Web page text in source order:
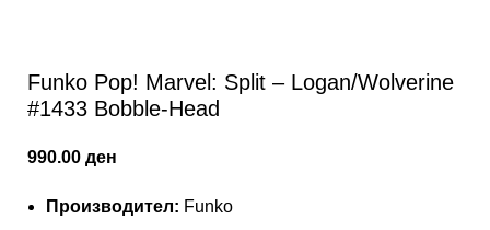
Funko Pop! Marvel: Split – Logan/Wolverine​
#1433 Bobble-Head
990.00 ден
Производител: Funko